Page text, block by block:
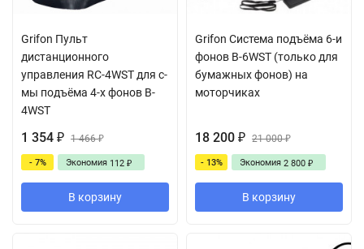
Grifon Пульт
дистанционного
управления RC-4WST для с-
мы подъёма 4-х фонов B-
4WST
1 354 ₽ 1 466₽
- 7% Экономия 112 ₽
В корзину
Grifon Cистема подъёма 6-и
фонов B-6WST (только для
бумажных фонов) на
моторчиках
18 200 ₽ 21 000₽
- 13% Экономия 2 800 ₽
В корзину